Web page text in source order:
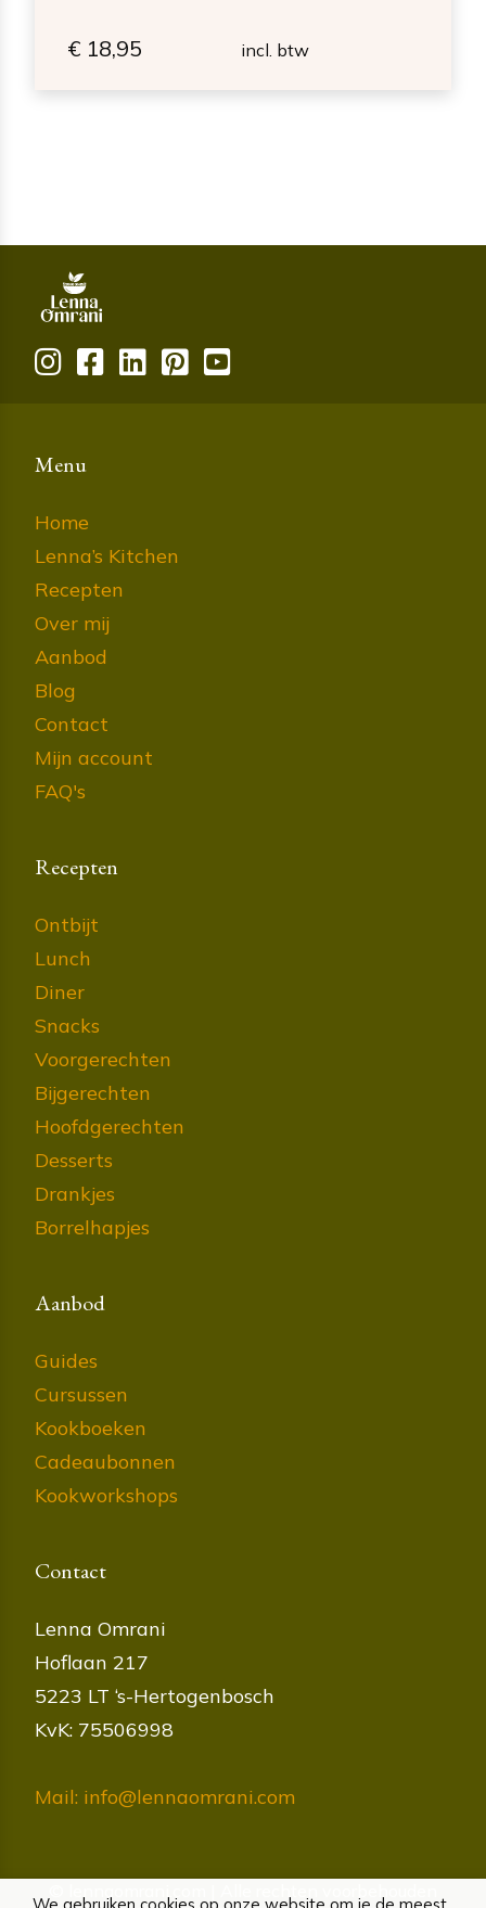
€ 18,95 incl. btw
Menu
Home
Lenna’s Kitchen
Recepten
Over mij
Aanbod
Blog
Contact
Mijn account
FAQ's
Recepten
Ontbijt
Lunch
Diner
Snacks
Voorgerechten
Bijgerechten
Hoofdgerechten
Desserts
Drankjes
Borrelhapjes
Aanbod
Guides
Cursussen
Kookboeken
Cadeaubonnen
Kookworkshops
Contact
Lenna Omrani
Hoflaan 217
5223 LT ‘s-Hertogenbosch
KvK: 75506998
Mail: info@lennaomrani.com